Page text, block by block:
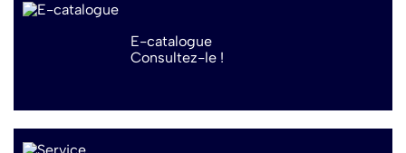
E-catalogue
Consultez-le !